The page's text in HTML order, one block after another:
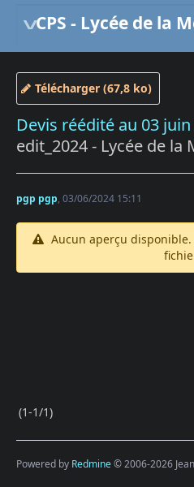
CPS - Lycée de la
Télécharger (67,8 ko)
Devis réédité au 03
edit_2024 - Lycée de la
pgp pgp, 03/06/2024 15:11
Aucun aperçu disponible.
(1-1/1)
Powered by Redmine© 2006-2026